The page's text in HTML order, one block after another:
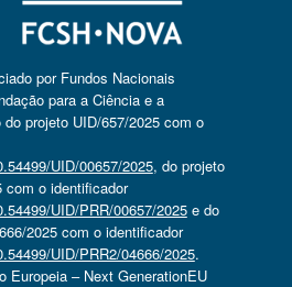
por Fundos Nacionais
para a Ciência e a
projeto UID/657/2025 com o
UID/00657/2025, do projeto
com o identificador
UID/PRR/00657/2025e do
2025 com o identificador
UID/PRR2/04666/2025.
Europeia – Next GenerationEU